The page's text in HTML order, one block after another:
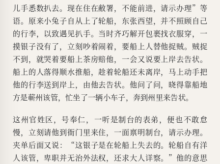
儿手悉数扒去。现在住在敝署，不能前进，请示办理”等
语。原来小兔子自从上了轮船，东张西望，并不照顾自己
的行李，以致遇见扒手。当时齐巧解开包裹找衣服穿，一
摸银子没有了，立刻吵着闹着，要船上人替他捉贼。贼捉
不到，就哭着要船上茶房赔他，一会又说要上岸去告状。
船上的人落得顺水推船，趁着轮船还未离岸，马上动手把
他的行李送到岸上，由他去告状。他问了问，晓得靠船地
方是蕲州该管，忙坐了一辆小车子，奔到州里来告状。
这州官姓区，号奉仁，一听是制台的表弟，便也不敢怠
慢，立刻请他到衙门里来住，一面禀明制台，请示办理。
夹单后面又说：“这银子是在轮船上失去的。轮船自有洋
人该管，卑职并无治外法权，还求大人详察。”他的意思